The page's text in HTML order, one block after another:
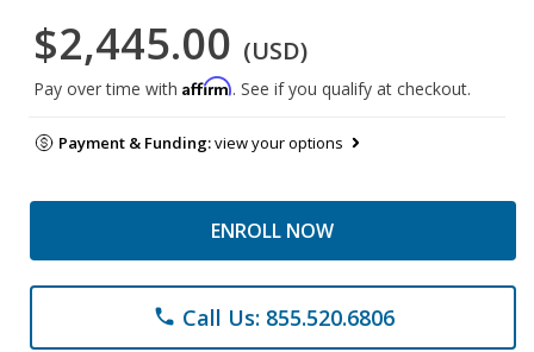
$2,445.00 (USD)
Pay over time with Affirm. See if you qualify at checkout.
Payment & Funding:view your options
ENROLL NOW
phone Call Us: 855.520.6806